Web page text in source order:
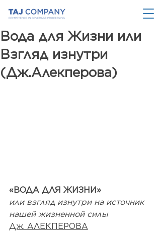
Вода для Жизни или
Взгляд изнутри
(Дж.Алекперова)
«ВОДА ДЛЯ ЖИЗНИ»
или взгляд изнутри на источник
нашей жизненной силы
Дж. АЛЕКПЕРОВА